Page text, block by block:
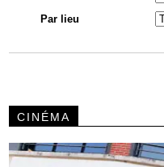
Par lieu
CINÉMA